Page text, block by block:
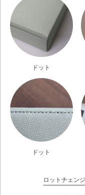
ドット
ドット
ロットチェン